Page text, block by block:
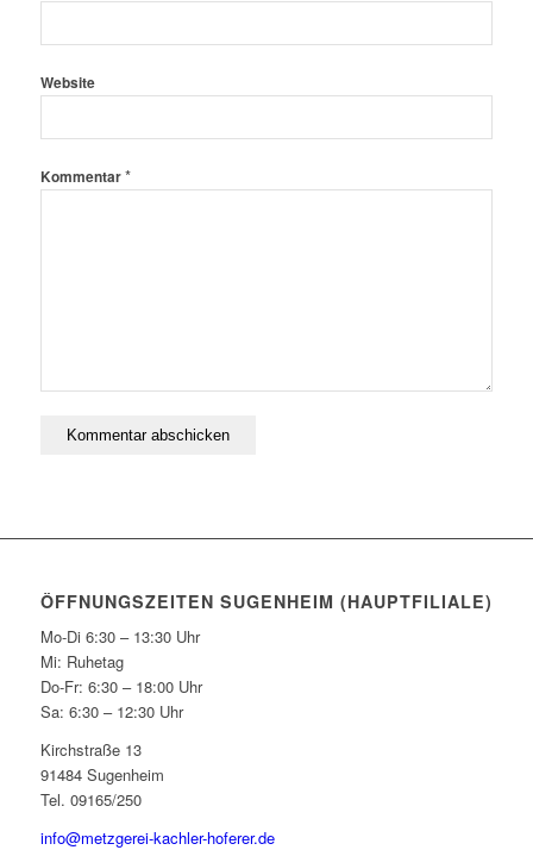
Website
Kommentar*
ÖFFNUNGSZEITEN SUGENHEIM (HAUPTFILIALE)
Mo-Di 6:30 – 13:30 Uhr
Mi: Ruhetag
Do-Fr: 6:30 – 18:00 Uhr
Sa: 6:30 – 12:30 Uhr
Kirchstraße 13
91484 Sugenheim
Tel. 09165/250
info@metzgerei-kachler-hoferer.de